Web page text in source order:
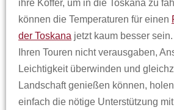
ihre Koffer, um in die Toskana zu
können die Temperaturen für einen
der Toskana jetzt kaum besser
Ihren Touren nicht verausgaben,
Leichtigkeit überwinden und
Landschaft genießen können,
einfach die nötige Unterstützung